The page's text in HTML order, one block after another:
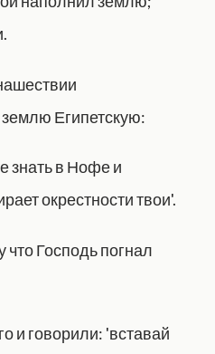
Египетскую:
знать в Нофе и
окрестности твои'.
что Господь погнал
и говорили: 'вставай